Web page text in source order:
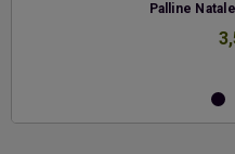
Palline